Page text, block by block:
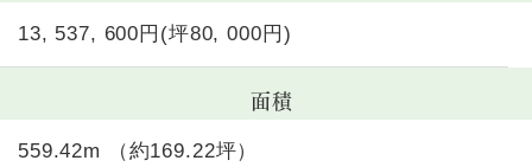
13, 537, 600円(坪80, 000円)
面積
559.42m （約169.22坪）